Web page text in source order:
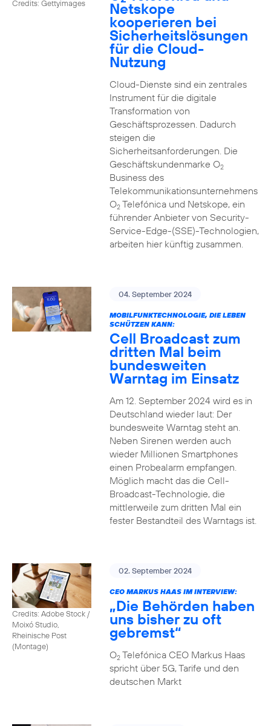
Credits: Gettyimages Netskope
kooperieren bei
Sicherheitslösungen
für die Cloud-
Nutzung
Cloud-Dienste sind ein zentrales
Instrument für die digitale
Transformation von
Geschäftsprozessen. Dadurch
steigen die
Sicherheitsanforderungen. Die
Geschäftskundenmarke O2
Business des
Telekommunikationsunternehmens
O2Telefónica und Netskope, ein
führender Anbieter von Security-
Service-Edge-(SSE)-Technologien,
arbeiten hier künftig zusammen.
04. September 2024
MOBILFUNKTECHNOLOGIE, DIE LEBEN
SCHÜTZEN KANN:
Cell Broadcast zum
dritten Mal beim
bundesweiten
Warntag im Einsatz
Am 12. September 2024 wird es in
Deutschland wieder laut: Der
bundesweite Warntag steht an.
Neben Sirenen werden auch
wieder Millionen Smartphones
einen Probealarm empfangen.
Möglich macht das die Cell-
Broadcast-Technologie, die
mittlerweile zum dritten Mal ein
fester Bestandteil des Warntags ist.
Credits: Adobe Stock /
Moixó Studio,
Rheinische Post
(Montage)
02. September 2024
CEO MARKUS HAAS IM INTERVIEW:
„Die Behörden haben
uns bisher zu oft
gebremst“
O2Telefónica CEO Markus Haas
spricht über 5G, Tarife und den
deutschen Markt